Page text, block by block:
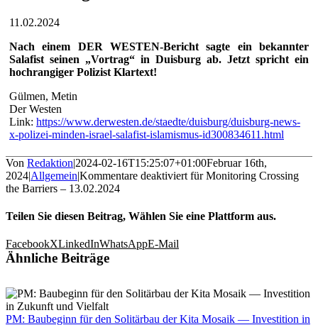
11.02.2024
Nach einem DER WESTEN-Bericht sagte ein bekannter
Salafist seinen „Vortrag“ in Duisburg ab. Jetzt spricht ein
hochrangiger Polizist Klartext!
Gülmen, Metin
Der Westen
Link: https://www.derwesten.de/staedte/duisburg/duisburg-news-
x-polizei-minden-israel-salafist-islamismus-id300834611.html
Von Redaktion|2024-02-16T15:25:07+01:00Februar 16th,
2024|Allgemein|Kommentare deaktiviert für Monitoring Crossing
the Barriers – 13.02.2024
Teilen Sie diesen Beitrag, Wählen Sie eine Plattform aus.
FacebookXLinkedInWhatsAppE-Mail
Ähnliche Beiträge
PM: Baubeginn für den Solitärbau der Kita Mosaik — Investition in